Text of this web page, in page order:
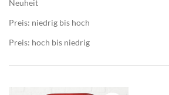
Neuheit
Preis: niedrig bis hoch
Preis: hoch bis niedrig